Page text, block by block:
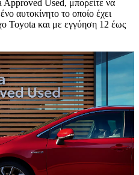
Used, μπορείτε να
αυτοκίνητο το οποίο έχει
Toyota και με εγγύηση 12 έως